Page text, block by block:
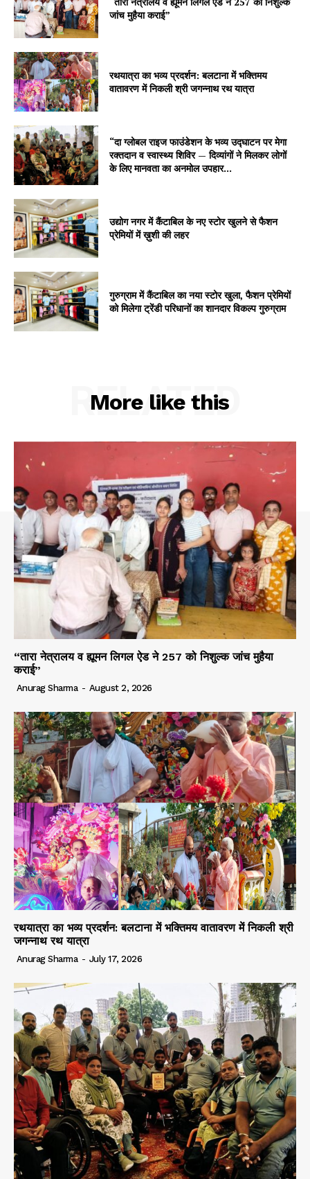
जांच मुहैया कराई”
रथयात्रा का भव्य प्रदर्शन: बलटाना में भक्तिमय
वातावरण में निकली श्री जगन्नाथ रथ यात्रा
“दा ग्लोबल राइज फाउंडेशन के भव्य उद्घाटन पर मेगा
रक्तदान व स्वास्थ्य शिविर — दिव्यांगों ने मिलकर लोगों
के लिए मानवता का अनमोल उपहार...
उद्योग नगर में कैंटाबिल के नए स्टोर खुलने से फैशन
प्रेमियों में ख़ुशी की लहर
गुरुग्राम में कैंटाबिल का नया स्टोर खुला, फैशन प्रेमियों
को मिलेगा ट्रेंडी परिधानों का शानदार विकल्प गुरुग्राम
More like this
RELATED
“तारा नेत्रालय व ह्यूमन लिगल ऐड ने 257 को निशुल्क जांच मुहैया
कराई”
Anurag Sharma - August 2, 2026
रथयात्रा का भव्य प्रदर्शन: बलटाना में भक्तिमय वातावरण में निकली श्री
जगन्नाथ रथ यात्रा
Anurag Sharma - July 17, 2026